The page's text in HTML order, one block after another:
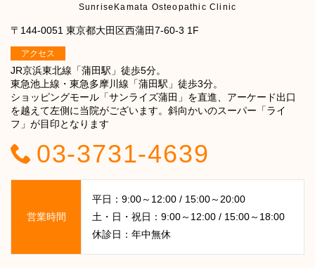
SunriseKamata Osteopathic Clinic
〒144-0051 東京都大田区西蒲田7-60-3 1F
アクセス
JR京浜東北線「蒲田駅」徒歩5分。
東急池上線・東急多摩川線「蒲田駅」徒歩3分。
ショッピングモール「サンライズ蒲田」を直進、アーケード出口
を越えて左側に当院がございます。斜向かいのスーパー「ライ
フ」が目印となります
03-3731-4639
営業時間
平日：9:00～12:00 / 15:00～20:00
土・日・祝日：9:00～12:00 / 15:00～18:00
休診日：年中無休